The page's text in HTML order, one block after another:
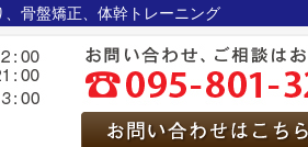
骨盤矯正、体幹トレーニング